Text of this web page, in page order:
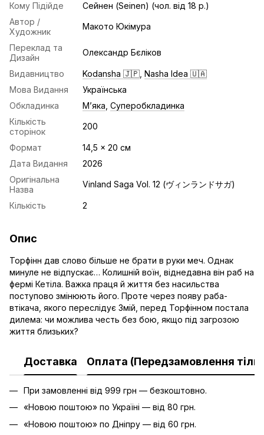
Кому Підійде
Сейнен (Seinen) (чол. від 18 р.)
Автор /
Художник
Макото Юкімура
Переклад та
Дизайн
Олександр Бєліков
Видавництво Kodansha 🇯🇵 Nasha Idea 🇺🇦
Мова Видання
Українська
Обкладинка
Мʼяка Суперобкладинка
Кількість
сторінок
200
Формат
14,5 x 20 см
Дата Видання
2026
Оригінальна
Назва
Vinland Saga Vol. 12 (ヴィンランドサガ)
Кількість 2
Опис
Торфінн дав слово більше не брати в руки меч. Однак
минуле не відпускає… Колишній воїн, віднедавна він раб на
фермі Кетіла. Важка праця й життя без насильства
поступово змінюють його. Проте через появу раба-
втікача, якого переслідує Змій, перед Торфінном постала
дилема: чи можлива честь без бою, якщо під загрозою
життя близьких?
Доставка Оплата (Передзамовлення
При замовленні від 999 грн — безкоштовно.
«Новою поштою» по Україні — від 80 грн.
«Новою поштою» по Дніпру — від 60 грн.